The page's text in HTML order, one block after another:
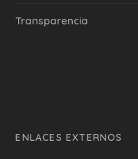
Transparencia
ENLACES EXTERNOS